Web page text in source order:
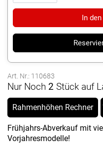
In
Art. Nr.: 110683
Nur Noch 2 Stück auf
Rahmenhöhen Rechner
Frühjahrs-Abverkauf mit
Vorjahresmodelle!